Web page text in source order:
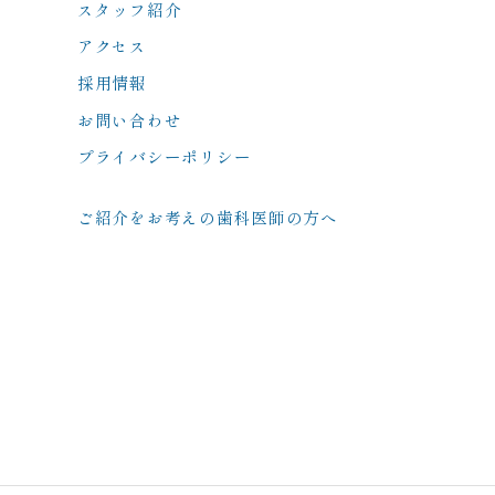
スタッフ紹介
アクセス
採用情報
お問い合わせ
プライバシーポリシー
ご紹介をお考えの歯科医師の方へ